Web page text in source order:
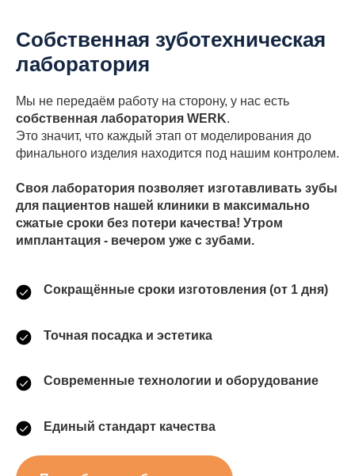
Собственная зуботехническая
лаборатория
Мы не передаём работу на сторону, у нас есть
собственная лаборатория WERK.
Это значит, что каждый этап от моделирования до
финального изделия находится под нашим контролем.
Своя лаборатория позволяет изготавливать зубы
для пациентов нашей клиники в максимально
сжатые сроки без потери качества! Утром
имплантация - вечером уже с зубами.
Сокращённые сроки изготовления (от 1 дня)
Точная посадка и эстетика
Современные технологии и оборудование
Единый стандарт качества
опытные врачи со стажем работы от 8
до 30 лет.
Безболезненность и комфорт
во время процедур
выступать на областных телеканалах,
к каждому пациенту